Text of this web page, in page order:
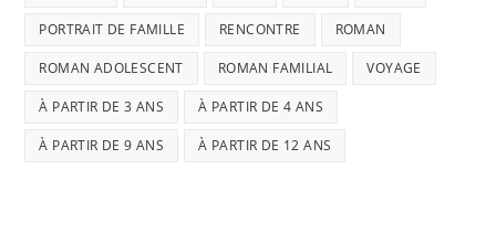
PORTRAIT DE FAMILLE RENCONTRE ROMAN
ROMAN ADOLESCENT ROMAN FAMILIAL VOYAGE
À PARTIR DE 3 ANS À PARTIR DE 4 ANS
À PARTIR DE 9 ANS À PARTIR DE 12 ANS